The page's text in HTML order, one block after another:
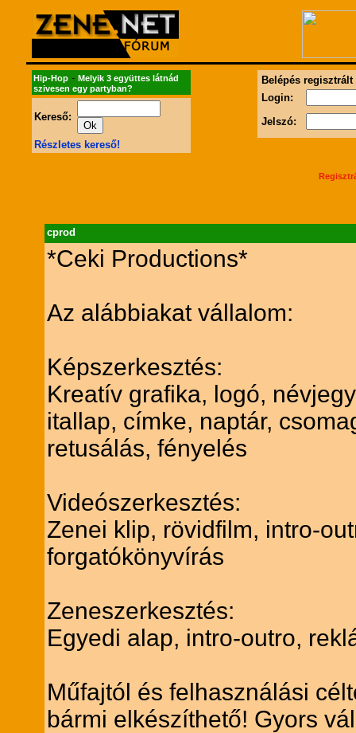
Hip-Hop- Melyik 3 együttes látnád
szivesen egy partyban?
Kereső:
Részletes kereső!
Belépés regisztrált
Login:
Jelszó:
cprod
*Ceki Productions*
Az alábbiakat vállalom:
Képszerkesztés:
Kreatív grafika, logó,
itallap, címke, naptár,
retusálás, fényelés
Videószerkesztés:
Zenei klip, rövidfilm, intro-
forgatókönyvírás
Zeneszerkesztés:
Egyedi alap, intro-outro,
Műfajtól és felhasználási
bármi elkészíthető! Gyors